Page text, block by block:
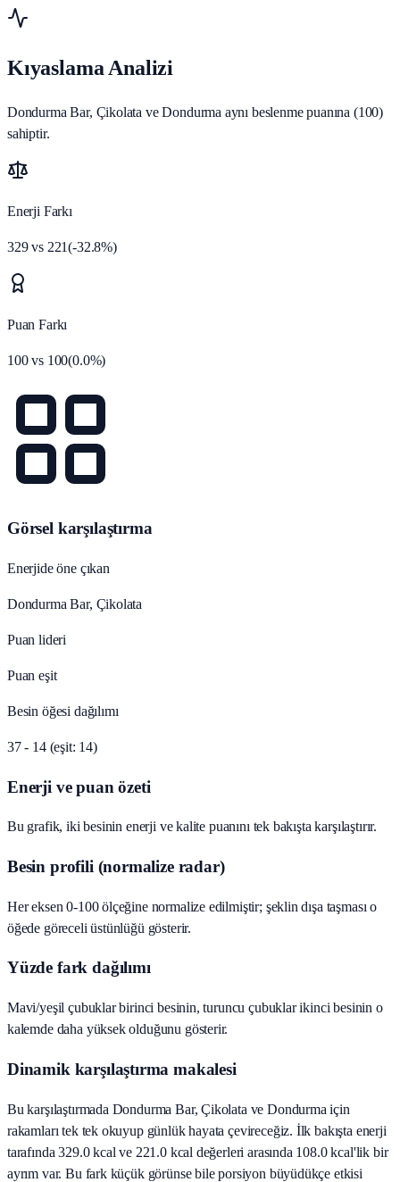
Kıyaslama Analizi
Dondurma Bar, Çikolata ve Dondurma aynı beslenme puanına (100)
sahiptir.
Enerji Farkı
329vs 221(-32.8%)
Puan Farkı
100vs 100(0.0%)
Görsel karşılaştırma
Enerjide öne çıkan
Dondurma Bar, Çikolata
Puan lideri
Puan eşit
Besin öğesi dağılımı
37 - 14 (eşit: 14)
Enerji ve puan özeti
Bu grafik, iki besinin enerji ve kalite puanını tek bakışta karşılaştırır.
Besin profili (normalize radar)
Her eksen 0-100 ölçeğine normalize edilmiştir; şeklin dışa taşması o
öğede göreceli üstünlüğü gösterir.
Yüzde fark dağılımı
Mavi/yeşil çubuklar birinci besinin, turuncu çubuklar ikinci besinin o
kalemde daha yüksek olduğunu gösterir.
Dinamik karşılaştırma makalesi
Bu karşılaştırmada Dondurma Bar, Çikolata ve Dondurma için
rakamları tek tek okuyup günlük hayata çevireceğiz. İlk bakışta enerji
tarafında 329.0 kcal ve 221.0 kcal değerleri arasında 108.0 kcal'lik bir
ayrım var. Bu fark küçük görünse bile porsiyon büyüdükçe etkisi